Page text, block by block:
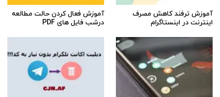
آموزش ترفند کاهش مصرف
اینترنت در اینستاگرام
آموزش فعال کردن حالت مطالعه
درشب فایل های PDF